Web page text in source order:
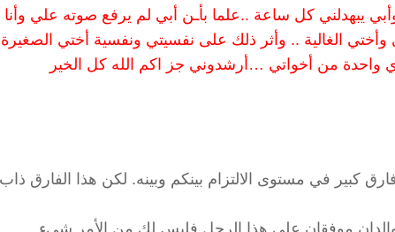
يبهدلني كل ساعة ..علما بأـن أبي لم يرفع صوته علي
الغالية .. وأثر ذلك على نفسيتي ونفسية أختي
من أخواتي …أرشدوني جز اكم الله كل الخير
كبير في مستوى الالتزام بينكم وبينه. لكن هذا الفارق ذاب
موفقان على هذا الرجل فليس لك من الأمر شيء.